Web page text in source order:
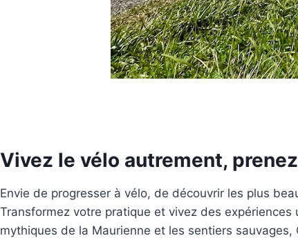
Vivez le vélo autrement,
Envie de progresser à vélo, de découvrir les plus
Transformez votre pratique et vivez des
mythiques de la Maurienne et les sentiers